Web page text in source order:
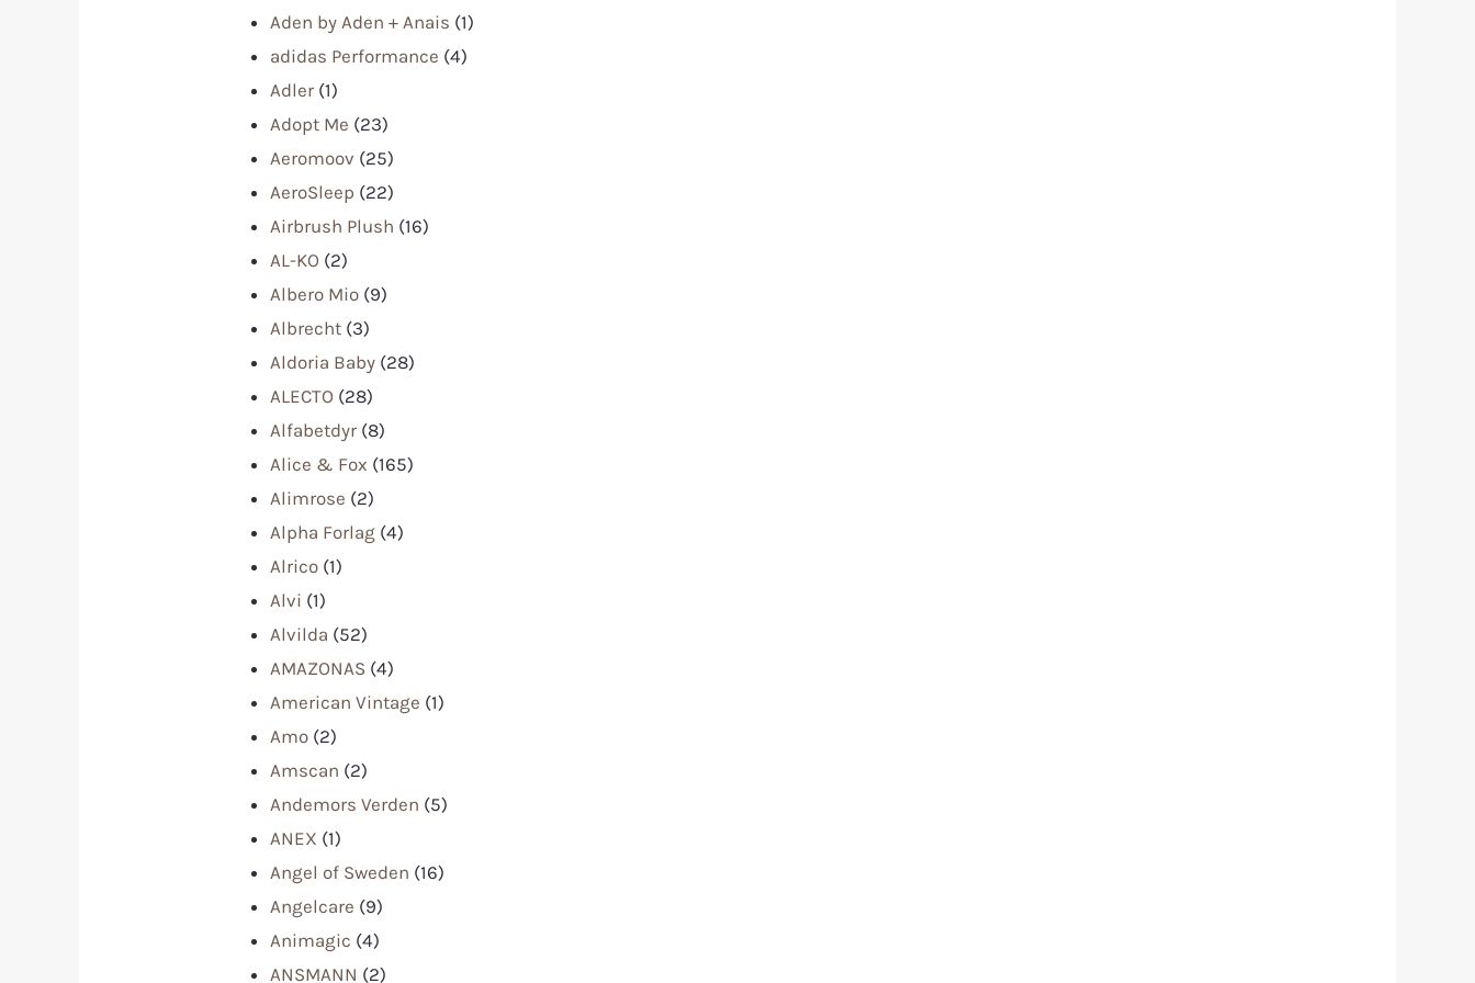
Aden by Aden + Anais (1)
adidas Performance (4)
Adler (1)
Adopt Me (23)
Aeromoov (25)
AeroSleep (22)
Airbrush Plush (16)
AL-KO (2)
Albero Mio (9)
Albrecht (3)
Aldoria Baby (28)
ALECTO (28)
Alfabetdyr (8)
Alice & Fox (165)
Alimrose (2)
Alpha Forlag (4)
Alrico (1)
Alvi (1)
Alvilda (52)
AMAZONAS (4)
American Vintage (1)
Amo (2)
Amscan (2)
Andemors Verden (5)
ANEX (1)
Angel of Sweden (16)
Angelcare (9)
Animagic (4)
ANSMANN (2)